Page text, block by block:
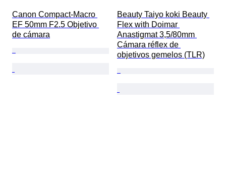
Canon Compact-Macro
EF 50mm F2.5 Objetivo
de cámara
Beauty Taiyo koki Beauty
Flex with Doimar
Anastigmat 3,5/80mm
Cámara réflex de
objetivos gemelos (TLR)